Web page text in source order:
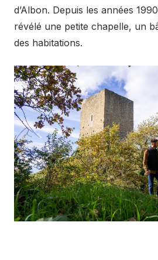
d’Albon. Depuis les années
révélé une petite chapelle, un
des habitations.